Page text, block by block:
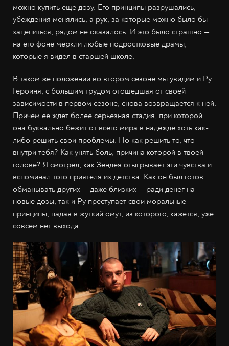
можно купить ещё дозу. Его принципы разрушались,
убеждения менялись, а рук, за которые можно было бы
зацепиться, рядом не оказалось. И это было страшно —
на его фоне меркли любые подростковые драмы,
которые я видел в старшей школе.
В таком же положении во втором сезоне мы увидим и Ру.
Героиня, с большим трудом отошедшая от своей
зависимости в первом сезоне, снова возвращается к ней.
Причём её ждёт более серьёзная стадия, при которой
она буквально бежит от всего мира в надежде хоть как-
либо решить свои проблемы. Но как решить то, что
внутри тебя? Как унять боль, причина которой в твоей
голове? Я смотрел, как Зендея отыгрывает эти чувства и
вспоминал того приятеля из детства. Как он был готов
обманывать других — даже близких — ради денег на
новые дозы, так и Ру преступает свои моральные
принципы, падая в жуткий омут, из которого, кажется, уже
совсем нет выхода.